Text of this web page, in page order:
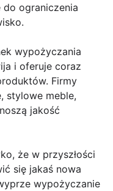
ograniczenia
wypożyczania
i oferuje coraz
Firmy
stylowe meble,
jakość
że w przyszłości
się jakaś nowa
wypożyczanie